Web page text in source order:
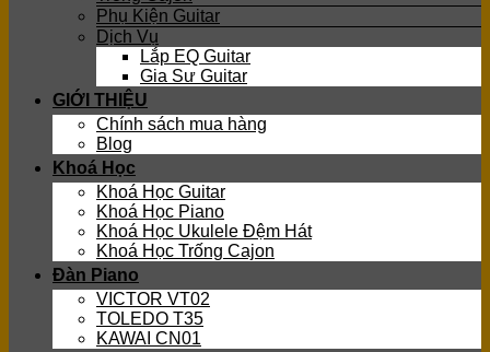
Phụ Kiện Guitar
Dịch Vụ
Lắp EQ Guitar
Gia Sư Guitar
GIỚI THIỆU
Chính sách mua hàng
Blog
Khoá Học
Khoá Học Guitar
Khoá Học Piano
Khoá Học Ukulele Đệm Hát
Khoá Học Trống Cajon
Đàn Piano
VICTOR VT02
TOLEDO T35
KAWAI CN01